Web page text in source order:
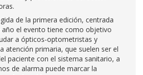
de la primera edición, centrada
el evento tiene como objetivo
a ópticos-optometristas y
atención primaria, que suelen ser el
paciente con el sistema sanitario, a
de alarma puede marcar la